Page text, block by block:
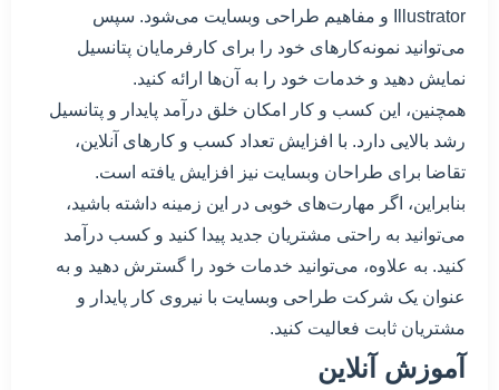
Illustrator و مفاهیم طراحی وبسایت می‌شود. سپس
می‌توانید نمونه‌کارهای خود را برای کارفرمایان پتانسیل
نمایش دهید و خدمات خود را به آن‌ها ارائه کنید.
همچنین، این کسب و کار امکان خلق درآمد پایدار و پتانسیل
رشد بالایی دارد. با افزایش تعداد کسب و کارهای آنلاین،
تقاضا برای طراحان وبسایت نیز افزایش یافته است.
بنابراین، اگر مهارت‌های خوبی در این زمینه داشته باشید،
می‌توانید به راحتی مشتریان جدید پیدا کنید و کسب درآمد
کنید. به علاوه، می‌توانید خدمات خود را گسترش دهید و به
عنوان یک شرکت طراحی وبسایت با نیروی کار پایدار و
مشتریان ثابت فعالیت کنید.
آموزش آنلاین